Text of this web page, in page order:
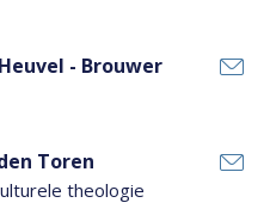
- Brouwer
Toren
theologie